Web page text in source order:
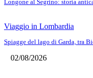
Longone al Segrino: storia
Viaggio in Lombardia
Spiagge del lago di Garda, tra
02/08/2026